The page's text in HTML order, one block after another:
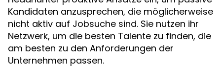
Kandidaten anzusprechen, die möglicherweise
nicht aktiv auf Jobsuche sind. Sie nutzen ihr
Netzwerk, um die besten Talente zu finden, die
am besten zu den Anforderungen der
Unternehmen passen.